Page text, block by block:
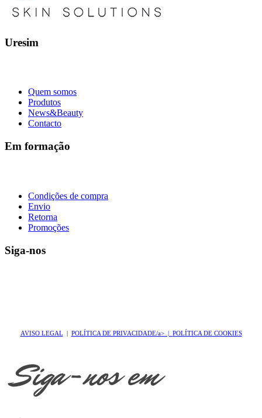
Uresim
Quem somos
Produtos
News&Beauty
Contacto
Em formação
Condições de compra
Envio
Retorna
Promoções
Siga-nos
AVISO LEGAL | POLÍTICA DE PRIVACIDADE/a> | POLÍTICA DE COOKIES